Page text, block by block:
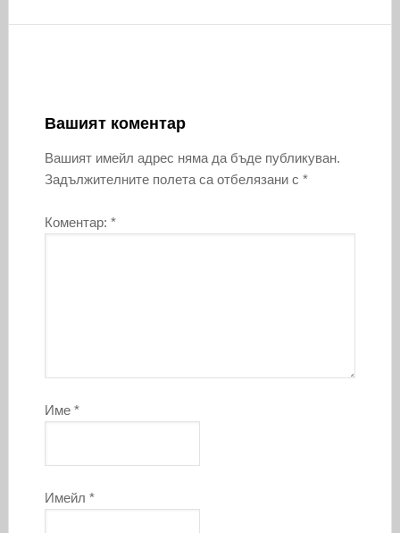
Вашият коментар
Вашият имейл адрес няма да бъде публикуван.
Задължителните полета са отбелязани с *
Коментар: *
Име *
Имейл *